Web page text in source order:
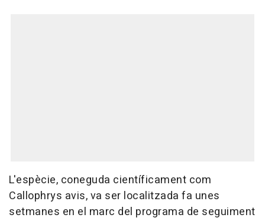
L'espècie, coneguda científicament com
Callophrys avis, va ser localitzada fa unes
setmanes en el marc del programa de seguiment